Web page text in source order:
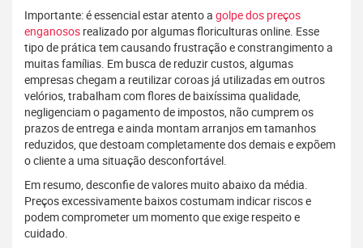
Importante: é essencial estar atento a golpe dos preços
enganosos realizado por algumas floriculturas online. Esse
tipo de prática tem causando frustração e constrangimento a
muitas famílias. Em busca de reduzir custos, algumas
empresas chegam a reutilizar coroas já utilizadas em outros
velórios, trabalham com flores de baixíssima qualidade,
negligenciam o pagamento de impostos, não cumprem os
prazos de entrega e ainda montam arranjos em tamanhos
reduzidos, que destoam completamente dos demais e expõem
o cliente a uma situação desconfortável.
Em resumo, desconfie de valores muito abaixo da média.
Preços excessivamente baixos costumam indicar riscos e
podem comprometer um momento que exige respeito e
cuidado.